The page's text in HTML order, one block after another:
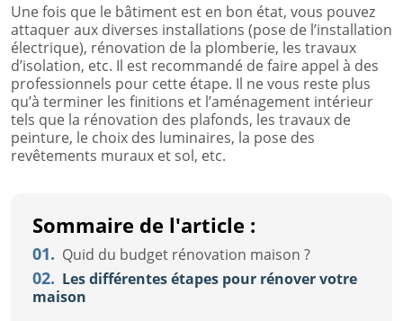
Une fois que le bâtiment est en bon état, vous pouvez
attaquer aux diverses installations (pose de l’installation
électrique), rénovation de la plomberie, les travaux
d’isolation, etc. Il est recommandé de faire appel à des
professionnels pour cette étape. Il ne vous reste plus
qu’à terminer les finitions et l’aménagement intérieur
tels que la rénovation des plafonds, les travaux de
peinture, le choix des luminaires, la pose des
revêtements muraux et sol, etc.
Sommaire de l'article :
01. Quid du budget rénovation maison ?
02. Les différentes étapes pour rénover votre
maison